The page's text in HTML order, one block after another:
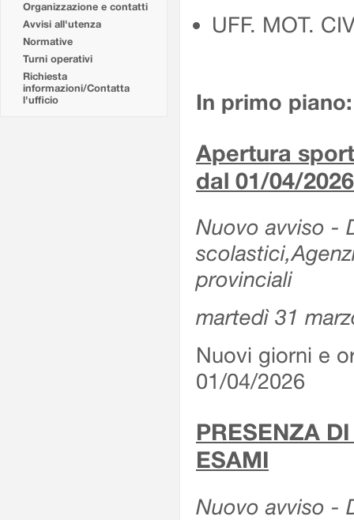
Organizzazione e contatti
Avvisi all'utenza
Normative
Turni operativi
Richiesta
informazioni/Contatta
l'ufficio
UFF. MOT.
In primo piano:
Apertura
dal 01/04/2026
Nuovo avviso -
provinciali
martedì 31
Nuovi giorni e
01/04/2026
PRESENZA
ESAMI
Nuovo avviso -